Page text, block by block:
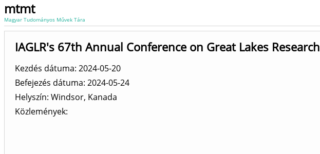
mtmt
Magyar Tudományos Művek Tára
IAGLR's 67th Annual Conference on Great Lakes Research
Kezdés dátuma: 2024-05-20
Befejezés dátuma: 2024-05-24
Helyszín Windsor, Kanada
Közlemények